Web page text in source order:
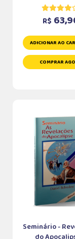
R$
ADICIONAR AO
COMPRAR
Seminário -